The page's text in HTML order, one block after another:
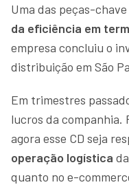
Uma das peças-
da eficiência em
empresa concluiu o
distribuição em São
Em trimestres
lucros da companhia.
agora esse CD seja
operação logística
quanto no e-